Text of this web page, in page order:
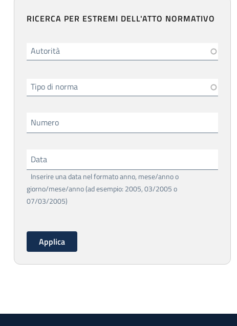
RICERCA PER ESTREMI DELL'ATTO NORMATIVO
Autorità
Tipo di norma
Numero
Data
Inserire una data nel formato anno, mese/anno o
giorno/mese/anno (ad esempio: 2005, 03/2005 o
07/03/2005)